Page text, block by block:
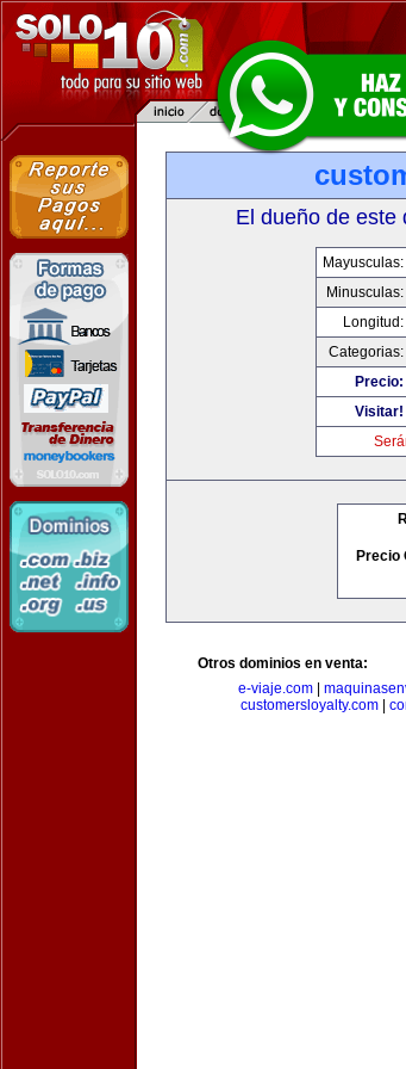
El dueño de este
Mayusculas:
Minusculas:
Longitud:
Categorias:
Precio:
Visitar!
Precio
Otros dominios en venta:
e-viaje.com|
customersloyalty.com|